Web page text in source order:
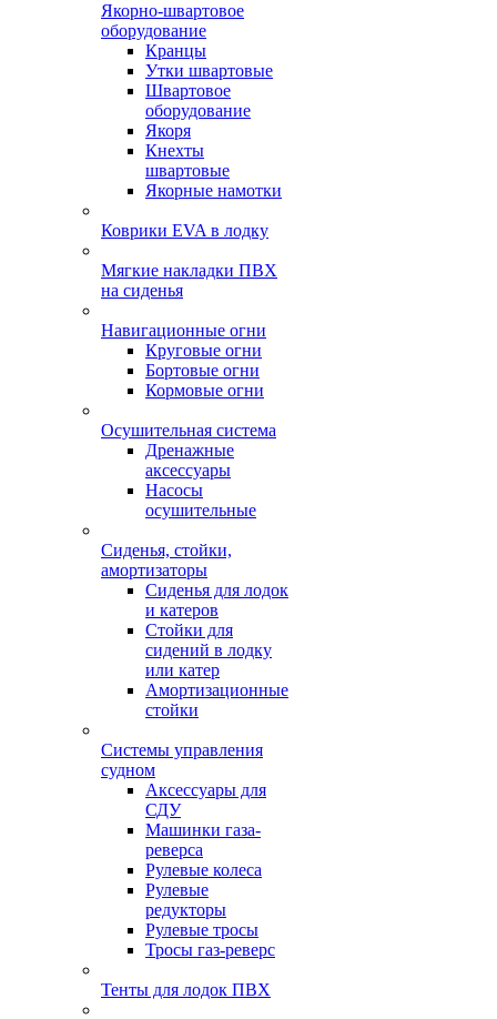
Якорно-швартовое
оборудование
Кранцы
Утки швартовые
Швартовое
оборудование
Якоря
Кнехты
швартовые
Якорные намотки
Коврики EVA в лодку
Мягкие накладки ПВХ
на сиденья
Навигационные огни
Круговые огни
Бортовые огни
Кормовые огни
Осушительная система
Дренажные
аксессуары
Насосы
осушительные
Сиденья, стойки,
амортизаторы
Сиденья для лодок
и катеров
Стойки для
сидений в лодку
или катер
Амортизационные
стойки
Системы управления
судном
Аксессуары для
СДУ
Машинки газа-
реверса
Рулевые колеса
Рулевые
редукторы
Рулевые тросы
Тросы газ-реверс
Тенты для лодок ПВХ